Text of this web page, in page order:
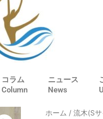
コラム
Column
ニュース
News
ホーム / 流木(S
グ